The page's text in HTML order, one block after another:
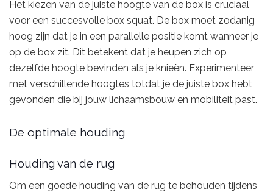
Het kiezen van de juiste hoogte van de box is cruciaal
voor een succesvolle box squat. De box moet zodanig
hoog zijn dat je in een parallelle positie komt wanneer je
op de box zit. Dit betekent dat je heupen zich op
dezelfde hoogte bevinden als je knieën. Experimenteer
met verschillende hoogtes totdat je de juiste box hebt
gevonden die bij jouw lichaamsbouw en mobiliteit past.
De optimale houding
Houding van de rug
Om een goede houding van de rug te behouden tijdens